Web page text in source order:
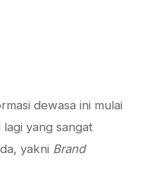
dewasa ini mulai
yang sangat
yakni Brand